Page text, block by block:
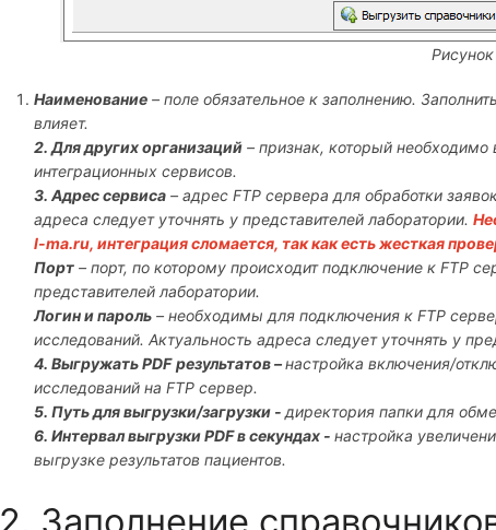
Рисунок
Наименование – поле обязательное к заполнению.
влияет.
2. Для других организаций – признак, который
интеграционных сервисов.
3. Адрес сервиса – адрес FTP сервера для обработки
адреса следует уточнять у представителей лаборатории.
l-ma.ru, интеграция сломается, так как есть жесткая
Порт – порт, по которому происходит подключение к FTP
представителей лаборатории.
Логин и пароль – необходимы для подключения к FTP
исследований. Актуальность адреса следует уточнять у
4. ВыгружатьPDF результатов –настройка включения/
исследований на FTP сервер.
5. Путь для выгрузки/загрузки - директория папки для
6. Интервал выгрузки PDF в секундах - настройка
выгрузке результатов пациентов.
2. Заполнение